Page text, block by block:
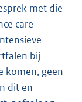
met die
care
bij
komen, geen
dit en